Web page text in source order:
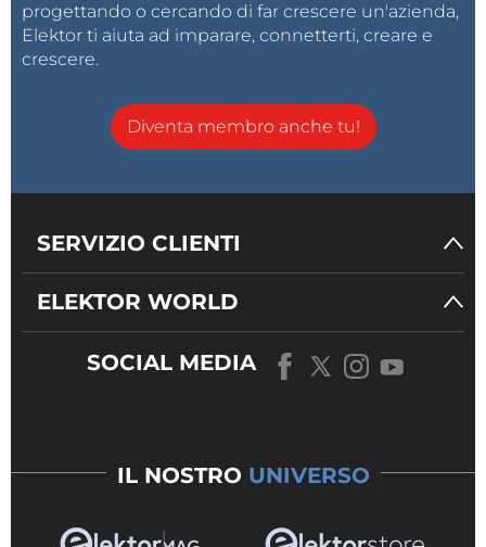
progettando o cercando di far crescere un'azienda,
Elektor ti aiuta ad imparare, connetterti, creare e
crescere.
Diventa membro anche tu!
SERVIZIO CLIENTI
ELEKTOR WORLD
SOCIAL MEDIA
IL NOSTRO UNIVERSO